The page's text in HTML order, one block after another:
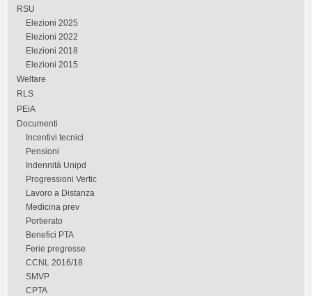
RSU
Elezioni 2025
Elezioni 2022
Elezioni 2018
Elezioni 2015
Welfare
RLS
PEiA
Documenti
Incentivi tecnici
Pensioni
Indennità Unipd
Progressioni Vertic
Lavoro a Distanza
Medicina prev
Portierato
Benefici PTA
Ferie pregresse
CCNL 2016/18
SMVP
CPTA